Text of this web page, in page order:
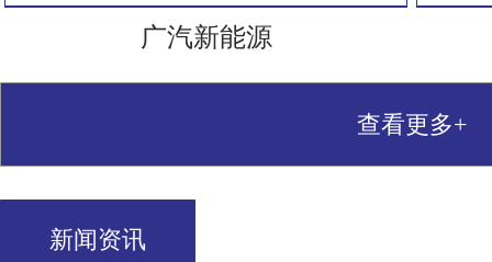
广汽新能源
查看更多+
新闻资讯